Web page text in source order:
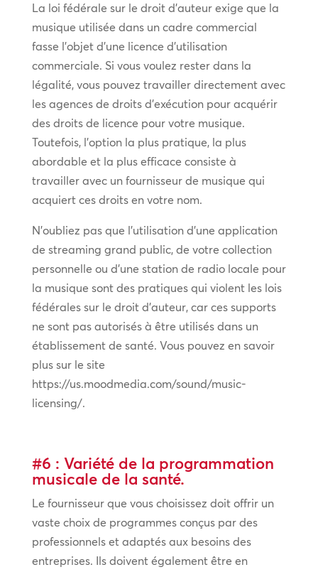
La loi fédérale sur le droit d’auteur exige que la
musique utilisée dans un cadre commercial
fasse l’objet d’une licence d’utilisation
commerciale. Si vous voulez rester dans la
légalité, vous pouvez travailler directement avec
les agences de droits d’exécution pour acquérir
des droits de licence pour votre musique.
Toutefois, l’option la plus pratique, la plus
abordable et la plus efficace consiste à
travailler avec un fournisseur de musique qui
acquiert ces droits en votre nom.
N’oubliez pas que l’utilisation d’une application
de streaming grand public, de votre collection
personnelle ou d’une station de radio locale pour
la musique sont des pratiques qui violent les lois
fédérales sur le droit d’auteur, car ces supports
ne sont pas autorisés à être utilisés dans un
établissement de santé. Vous pouvez en savoir
plus sur le site
https://us.moodmedia.com/sound/music-
licensing/.
#6 : Variété de la programmation
musicale de la santé.
Le fournisseur que vous choisissez doit offrir un
vaste choix de programmes conçus par des
professionnels et adaptés aux besoins des
entreprises. Ils doivent également être en